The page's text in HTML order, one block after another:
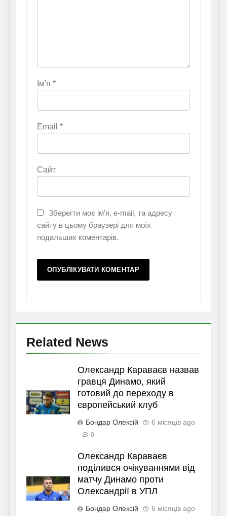
Ім'я *
Email *
Сайт
Зберегти моє ім'я, e-mail, та адресу
сайту в цьому браузері для моїх
подальших коментарів.
Related News
Олександр Караваєв назвав
гравця Динамо, який
готовий до переходу в
європейський клуб
Бондар Олексій 6 місяців ago
0
Олександр Караваєв
поділився очікуваннями від
матчу Динамо проти
Олександрії в УПЛ
Бондар Олексій 6 місяців ago